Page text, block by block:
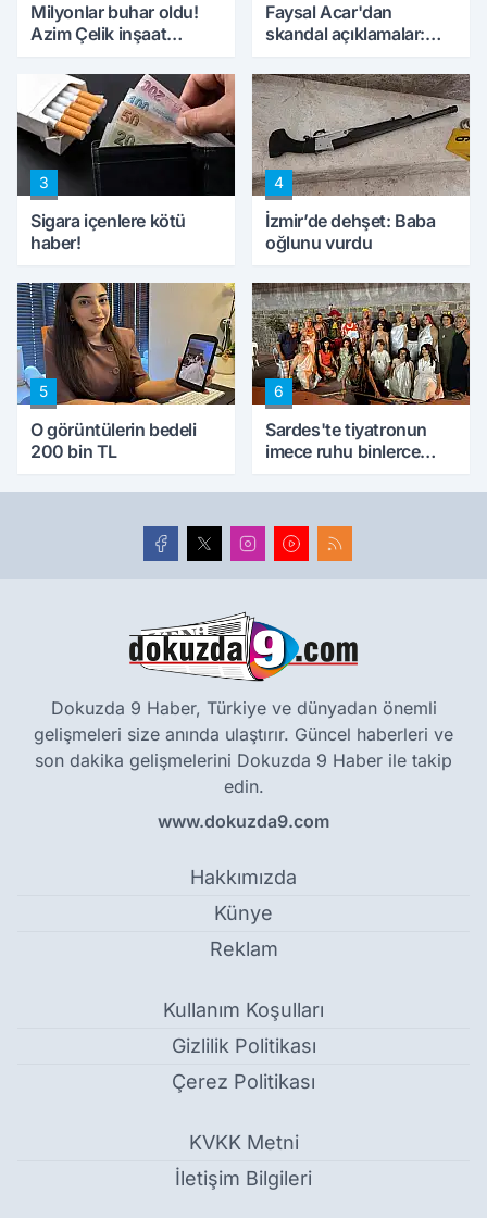
Milyonlar buhar oldu!
Azim Çelik inşaat
konuştu
Faysal Acar'dan
skandal açıklamalar:
peynircilerimizi de
kıskaca aldı, müdahale
ettik'
3
Sigara içenlere kötü
haber!
4
İzmir’de dehşet: Baba
oğlunu vurdu
5
O görüntülerin bedeli
200 bin TL
6
Sardes'te tiyatronun
imece ruhu binlerce
Dokuzda 9 Haber, Türkiye ve dünyadan önemli
gelişmeleri size anında ulaştırır. Güncel haberleri ve
son dakika gelişmelerini Dokuzda 9 Haber ile takip
edin.
www.dokuzda9.com
Hakkımızda
Künye
Reklam
Kullanım Koşulları
Gizlilik Politikası
Çerez Politikası
KVKK Metni
İletişim Bilgileri